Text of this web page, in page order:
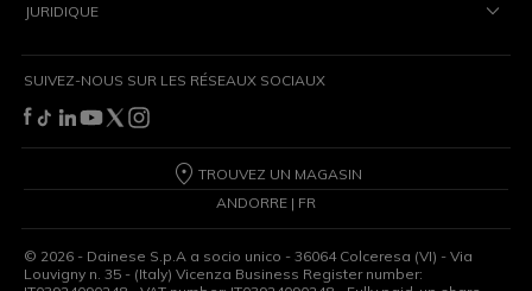
JURIDIQUE
SUIVEZ-NOUS SUR LES RÉSEAUX SOCIAUX
TROUVEZ UN MAGASIN
ANDORRE | FR
© 2026 - Dainese S.p.A a socio unico - 36064 Colceresa (VI) - Via
Louvigny n. 35 - (Italy) Vicenza Business Register number: